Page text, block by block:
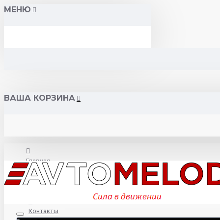
МЕНЮ
ВАША КОРЗИНА
Главная
О нас
Контакты